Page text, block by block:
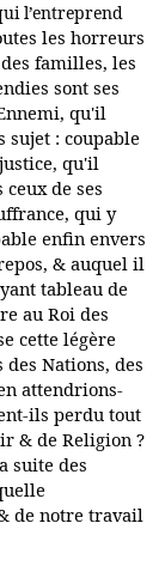
l’entreprend
les horreurs
familles, les
sont ses
qu'il
sujet : coupable
qu'il
de ses
qui y
enfin envers
& auquel il
tableau de
au Roi des
cette légère
Nations, des
attendrions-
ils perdu tout
& de Religion ?
suite des
de notre travail